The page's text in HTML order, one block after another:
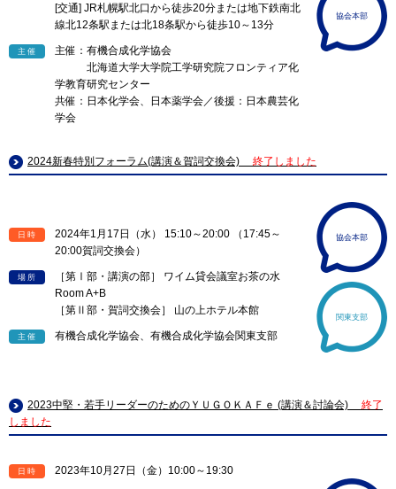
[交通] JR札幌駅北口から徒歩20分または地下鉄南北
線北12条駅または北18条駅から徒歩10～13分
主催
主催：有機合成化学協会
北海道大学大学院工学研究院フロンティア化
学教育研究センター
共催：日本化学会、日本薬学会／後援：日本農芸化
学会
協会本部
2024新春特別フォーラム(講演＆賀詞交換会) 終了しました
日時
2024年1月17日（水） 15:10～20:00 （17:45～
20:00賀詞交換会）
場所
［第Ⅰ部・講演の部］ ワイム貸会議室お茶の水
Room A+B
［第Ⅱ部・賀詞交換会］ 山の上ホテル本館
主催 有機合成化学協会、有機合成化学協会関東支部
協会本部
関東支部
2023中堅・若手リーダーのためのＹＵＧＯＫＡＦｅ (講演＆討論会)
終了
しました
日時 2023年10月27日（金）10:00～19:30